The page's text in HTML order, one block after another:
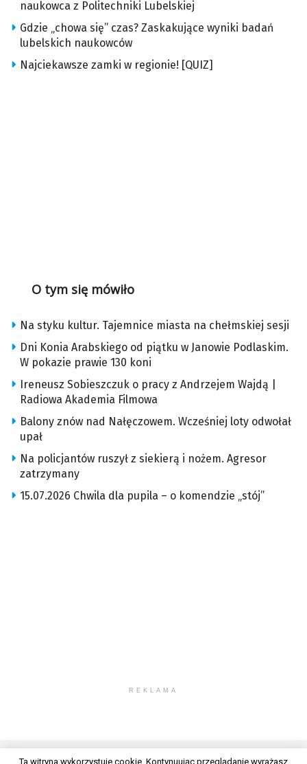
naukowca z Politechniki Lubelskiej
Gdzie „chowa się” czas? Zaskakujące wyniki badań
lubelskich naukowców
Najciekawsze zamki w regionie! [QUIZ]
O tym się mówiło
Na styku kultur. Tajemnice miasta na chełmskiej sesji
Dni Konia Arabskiego od piątku w Janowie Podlaskim.
W pokazie prawie 130 koni
Ireneusz Sobieszczuk o pracy z Andrzejem Wajdą |
Radiowa Akademia Filmowa
Balony znów nad Nałęczowem. Wcześniej loty odwołał
upał
Na policjantów ruszył z siekierą i nożem. Agresor
zatrzymany
15.07.2026 Chwila dla pupila – o komendzie „stój”
REKLAMA
Ta witryna wykorzystuje cookie. Kontynuując przeglądanie wyrażasz